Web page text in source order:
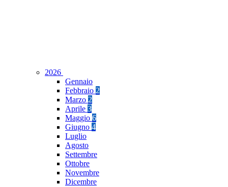
2026
Gennaio
Febbraio 2
Marzo 2
Aprile 3
Maggio 6
Giugno 4
Luglio
Agosto
Settembre
Ottobre
Novembre
Dicembre